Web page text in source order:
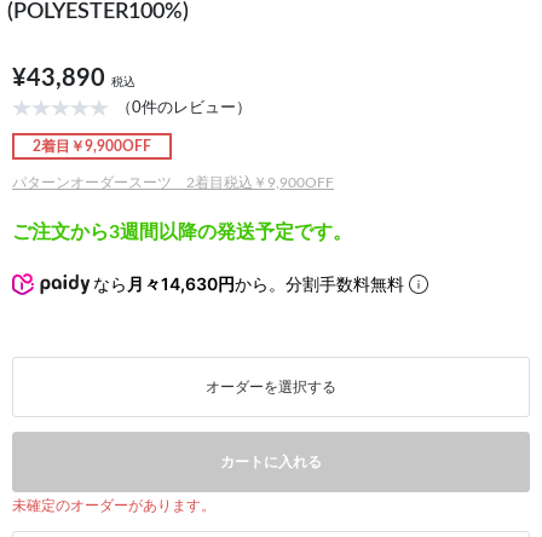
(POLYESTER100%)
¥43,890 税込
（0件のレビュー）
2着目￥9,900OFF
パターンオーダースーツ 2着目税込￥9,900OFF
ご注文から3週間以降の発送予定です。
なら 月々14,630円から。分割手数料無料
オーダーを選択する
カートに入れる
未確定のオーダーがあります。